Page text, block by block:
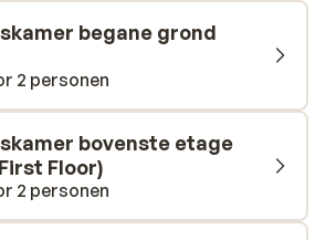
breed scala aan restaurants, bars
Het eiland Zakynthos biedt
voor activiteiten, zoals
en sightseeing. Agave Boutique
accommodatie voor gezinnen,
die op zoek zijn naar een combinatie
begane grond
2 personen
bovenste etage
Floor)
2 personen